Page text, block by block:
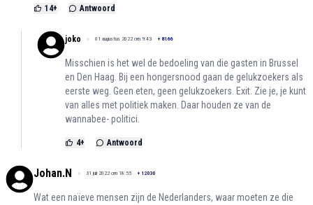
14+ Antwoord
joko 01 augustus 2022 om 9:43 + 8166
Misschien is het wel de bedoeling van die gasten in Brussel
en Den Haag. Bij een hongersnood gaan de gelukzoekers als
eerste weg. Geen eten, geen gelukzoekers. Exit. Zie je, je kunt
van alles met politiek maken. Daar houden ze van de
wannabee- politici.
4+ Antwoord
Johan.N 31 juli 2022 om 18:55 + 12030
Wat een naïeve mensen zijn de Nederlanders, waar moeten ze die